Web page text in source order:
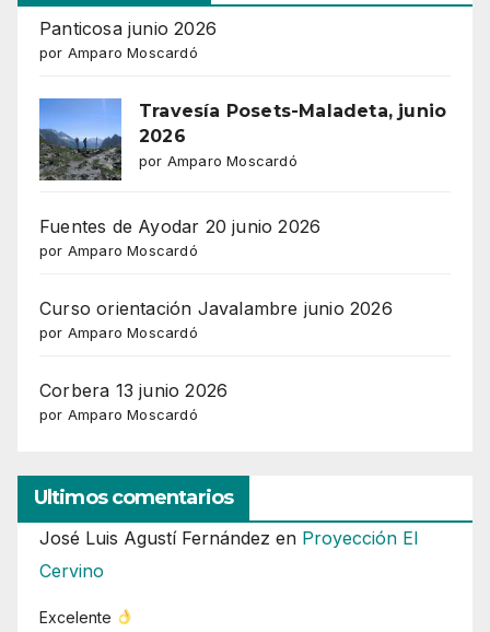
Panticosa junio 2026
por Amparo Moscardó
Travesía Posets-Maladeta, junio
2026
por Amparo Moscardó
Fuentes de Ayodar 20 junio 2026
por Amparo Moscardó
Curso orientación Javalambre junio 2026
por Amparo Moscardó
Corbera 13 junio 2026
por Amparo Moscardó
Ultimos comentarios
José Luis Agustí Fernández en Proyección El
Cervino
Excelente